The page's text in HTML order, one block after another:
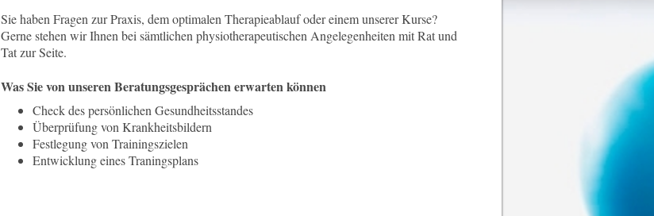
Sie haben Fragen zur Praxis, dem optimalen Therapieablauf oder einem unserer Kurse?
Gerne stehen wir Ihnen bei sämtlichen physiotherapeutischen Angelegenheiten mit Rat und
Tat zur Seite.
Was Sie von unseren Beratungsgesprächen erwarten können
Check des persönlichen Gesundheitsstandes
Überprüfung von Krankheitsbildern
Festlegung von Trainingszielen
Entwicklung eines Traningsplans